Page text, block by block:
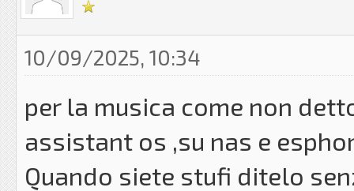
10/09/2025, 10:34
per la musica come non
assistant os ,su nas e
Quando siete stufi ditelo